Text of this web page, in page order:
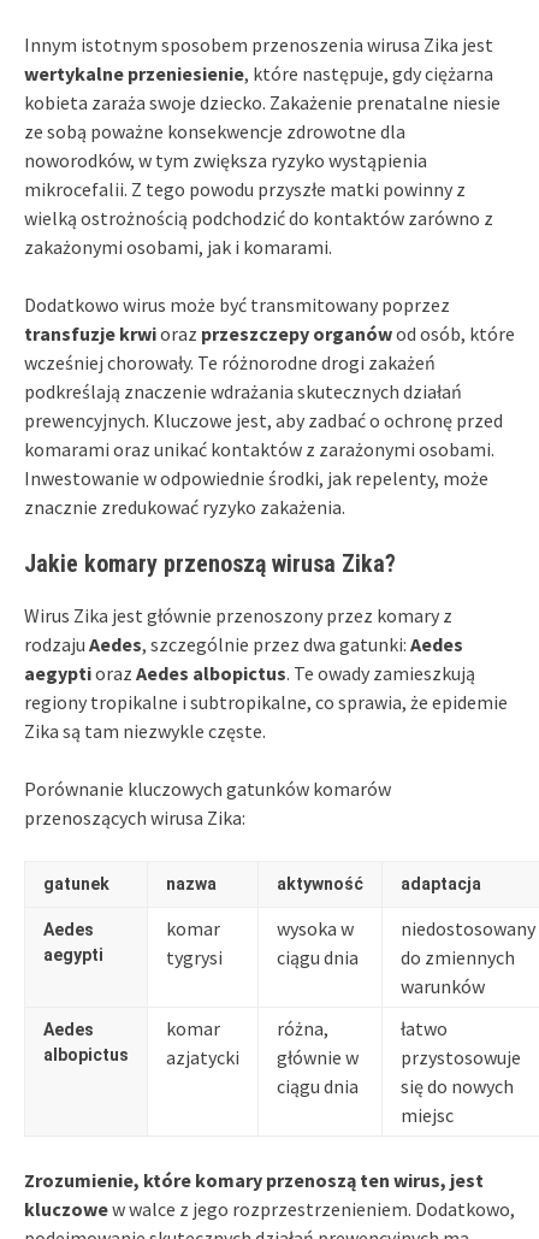
Innym istotnym sposobem przenoszenia wirusa Zika jest
wertykalne przeniesienie, które następuje, gdy ciężarna
kobieta zaraża swoje dziecko. Zakażenie prenatalne niesie
ze sobą poważne konsekwencje zdrowotne dla
noworodków, w tym zwiększa ryzyko wystąpienia
mikrocefalii. Z tego powodu przyszłe matki powinny z
wielką ostrożnością podchodzić do kontaktów zarówno z
zakażonymi osobami, jak i komarami.
Dodatkowo wirus może być transmitowany poprzez
transfuzje krwioraz przeszczepy organówod osób, które
wcześniej chorowały. Te różnorodne drogi zakażeń
podkreślają znaczenie wdrażania skutecznych działań
prewencyjnych. Kluczowe jest, aby zadbać o ochronę przed
komarami oraz unikać kontaktów z zarażonymi osobami.
Inwestowanie w odpowiednie środki, jak repelenty, może
znacznie zredukować ryzyko zakażenia.
Jakie komary przenoszą wirusa Zika?
Wirus Zika jest głównie przenoszony przez komary z
rodzaju Aedes, szczególnie przez dwa gatunki: Aedes
aegyptioraz Aedes albopictus. Te owady zamieszkują
regiony tropikalne i subtropikalne, co sprawia, że epidemie
Zika są tam niezwykle częste.
Porównanie kluczowych gatunków komarów
przenoszących wirusa Zika:
gatunek nazwa aktywność adaptacja
Aedes
aegypti
komar
tygrysi
wysoka w
ciągu dnia
niedostosowany
do zmiennych
warunków
Aedes
albopictus
komar
azjatycki
różna,
głównie w
ciągu dnia
łatwo
przystosowuje
się do nowych
miejsc
Zrozumienie, które komary przenoszą ten wirus, jest
kluczowew walce z jego rozprzestrzenieniem. Dodatkowo,